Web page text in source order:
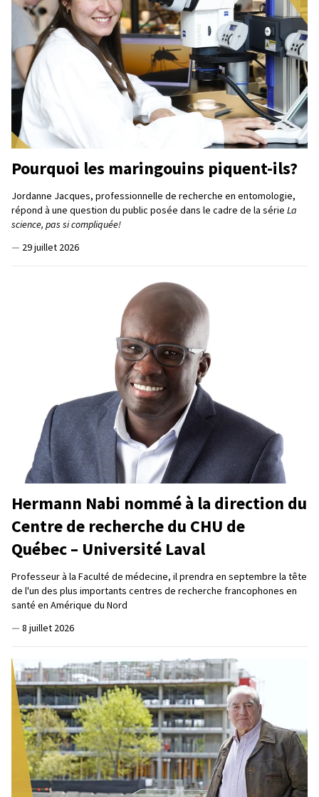
Pourquoi les maringouins piquent-ils?
Jordanne Jacques, professionnelle de recherche en entomologie,
répond à une question du public posée dans le cadre de la série La
science, pas si compliquée!
— 29 juillet 2026
Hermann Nabi nommé à la direction du
Centre de recherche du CHU de
Québec – Université Laval
Professeur à la Faculté de médecine, il prendra en septembre la tête
de l'un des plus importants centres de recherche francophones en
santé en Amérique du Nord
— 8 juillet 2026